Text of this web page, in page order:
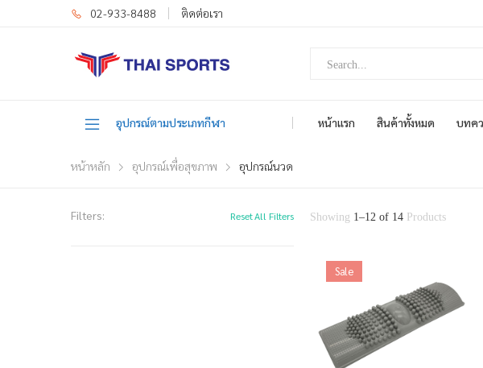
02-933-8488 ติดต่อเรา
อุปกรณ์ตามประเภทกีฬา หน้าแรก สินค้าทั้งหมด บทค
หน้าหลัก อุปกรณ์เพื่อสุขภาพ อุปกรณ์นวด
Filters: Reset All Filters Showing 1–12 of 14 Products
Sale